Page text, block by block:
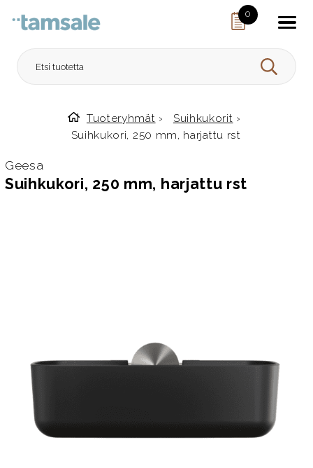
0
HAE
Etusivulle
Tuoteryhmät › Suihkukorit ›
Suihkukori, 250 mm, harjattu rst
Geesa
Suihkukori, 250 mm, harjattu rst